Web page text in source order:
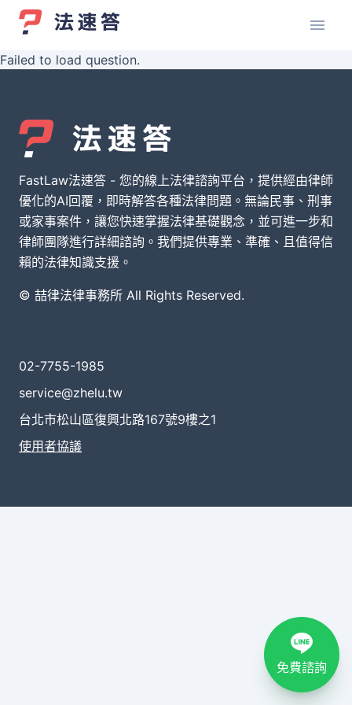
Failed to load question.
FastLaw法速答 - 您的線上法律諮詢平台，提供經由律師
優化的AI回覆，即時解答各種法律問題。無論民事、刑事
或家事案件，讓您快速掌握法律基礎觀念，並可進一步和
律師團隊進行詳細諮詢。我們提供專業、準確、且值得信
賴的法律知識支援。
© 喆律法律事務所 All Rights Reserved.
02-7755-1985
service@zhelu.tw
台北市松山區復興北路167號9樓之1
使用者協議
免費諮詢